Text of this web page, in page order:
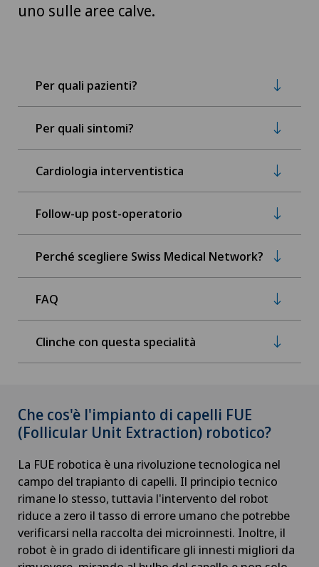
uno sulle aree calve.
Per quali pazienti?
Per quali sintomi?
Cardiologia interventistica
Follow-up post-operatorio
Perché scegliere Swiss Medical Network?
FAQ
Clinche con questa specialità
Che cos'è l'impianto di capelli FUE
(Follicular Unit Extraction) robotico?
La FUE robotica è una rivoluzione tecnologica nel
campo del trapianto di capelli. Il principio tecnico
rimane lo stesso, tuttavia l'intervento del robot
riduce a zero il tasso di errore umano che potrebbe
verificarsi nella raccolta dei microinnesti. Inoltre, il
robot è in grado di identificare gli innesti migliori da